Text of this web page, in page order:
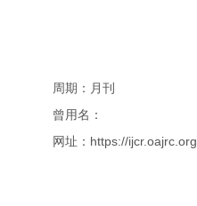
周期：月刊
曾用名：
网址：https://ijcr.oajrc.org